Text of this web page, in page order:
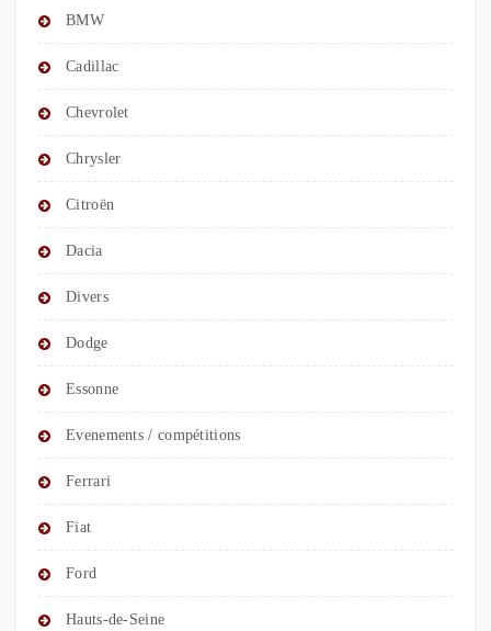
BMW
Cadillac
Chevrolet
Chrysler
Citroën
Dacia
Divers
Dodge
Essonne
Evenements / compétitions
Ferrari
Fiat
Ford
Hauts-de-Seine